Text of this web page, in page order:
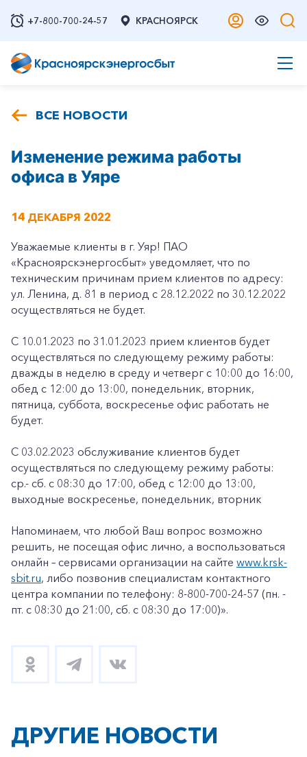
+7-800-700-24-57 КРАСНОЯРСК
ВСЕ НОВОСТИ
Изменение режима работы
офиса в Уяре
14 ДЕКАБРЯ 2022
Уважаемые клиенты в г. Уяр! ПАО
«Красноярскэнергосбыт» уведомляет, что по
техническим причинам прием клиентов по адресу:
ул. Ленина, д. 81 в период с 28.12.2022 по 30.12.2022
осуществляться не будет.
С 10.01.2023 по 31.01.2023 прием клиентов будет
осуществляться по следующему режиму работы:
дважды в неделю в среду и четверг с 10:00 до 16:00,
обед с 12:00 до 13:00, понедельник, вторник,
пятница, суббота, воскресенье офис работать не
будет.
С 03.02.2023 обслуживание клиентов будет
осуществляться по следующему режиму работы:
ср.- сб. с 08:30 до 17:00, обед с 12:00 до 13:00,
выходные воскресенье, понедельник, вторник
Напоминаем, что любой Ваш вопрос возможно
решить, не посещая офис лично, а воспользоваться
онлайн – сервисами организации на сайте www.krsk-
sbit.ru, либо позвонив специалистам контактного
центра компании по телефону: 8-800-700-24-57 (пн. -
пт. с 08:30 до 21:00, сб. с 08:30 до 17:00)».
ДРУГИЕ НОВОСТИ